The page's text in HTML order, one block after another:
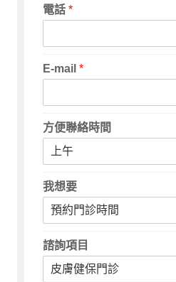
電話*
E-mail*
方便聯絡時間
我想要
諮詢項目